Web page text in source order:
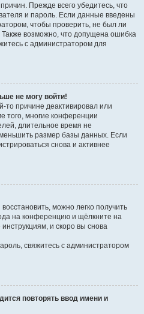
Прежде всего убедитесь, что
и пароль. Если данные введены
чтобы проверить, не был ли
возможно, что допущена ошибка
с администратором для
не могу войти!
то причине деактивировал или
того, многие конференции
длительное время не
размер базы данных. Если
снова и активнее
можно легко получить
на конференцию и щёлкните на
инструкциям, и скоро вы снова
свяжитесь с администратором
повторять ввод имени и